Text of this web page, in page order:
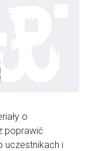
o
poprawić
uczestnikach i